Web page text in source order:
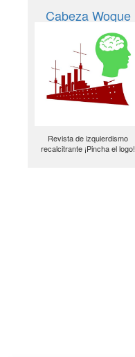
Cabeza Woque
Revista de izquierdismo
recalcitrante ¡Pincha el logo!